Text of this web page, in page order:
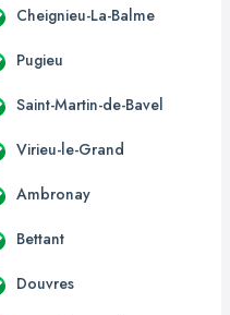
Cheignieu-La-Balme
Pugieu
Saint-Martin-de-Bavel
Virieu-le-Grand
Ambronay
Bettant
Douvres